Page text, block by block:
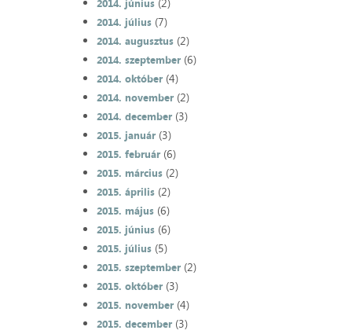
2014. június
2014. július(7)
2014. augusztus(2)
2014. szeptember(6)
2014. október(4)
2014. november(2)
2014. december(3)
2015. január(3)
2015. február(6)
2015. március(2)
2015. április(2)
2015. május(6)
2015. június(6)
2015. július(5)
2015. szeptember(2)
2015. október(3)
2015. november(4)
2015. december(3)